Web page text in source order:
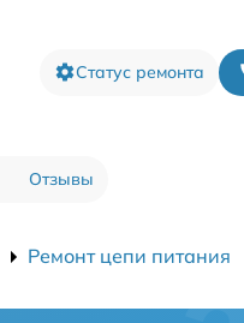
Статус ремонта
Отзывы
Ремонт цепи питания